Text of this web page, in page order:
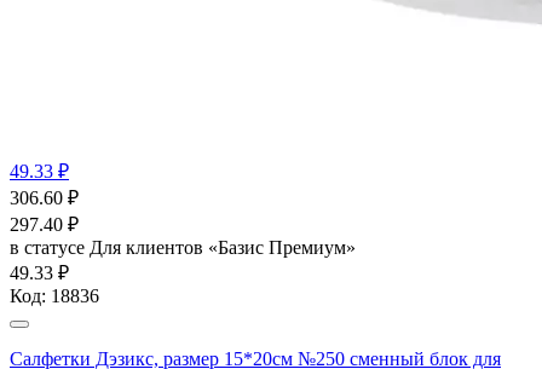
49.33 ₽
306.60 ₽
297.40 ₽
в статусе Для клиентов «Базис Премиум»
49.33 ₽
Код: 18836
Салфетки Дэзикс, размер 15*20см №250 сменный блок для